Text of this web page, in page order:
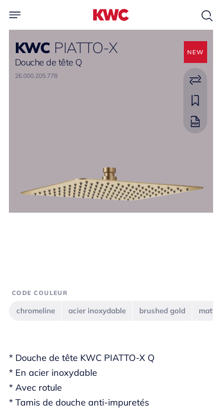
KWC PIATTO-X
Douche de tête Q
26.000.205.778
* Douche de tête KWC PIATTO-X Q
* En acier inoxydable
* Avec rotule
* Tamis de douche anti-impuretés
CODE COULEUR
chromeline acier inoxydable brushed gold matt